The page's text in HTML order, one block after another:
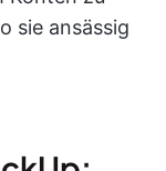
sie ansässig